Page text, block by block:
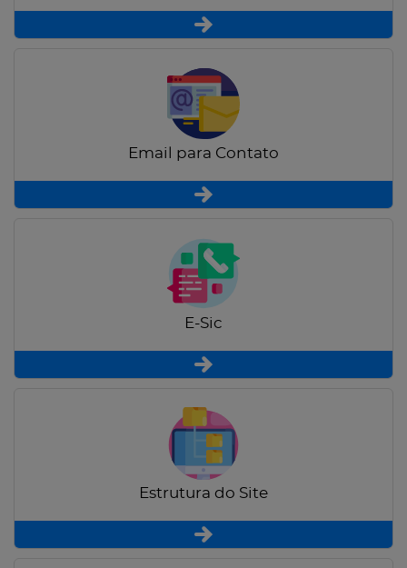
Email para Contato
E-Sic
Estrutura do Site